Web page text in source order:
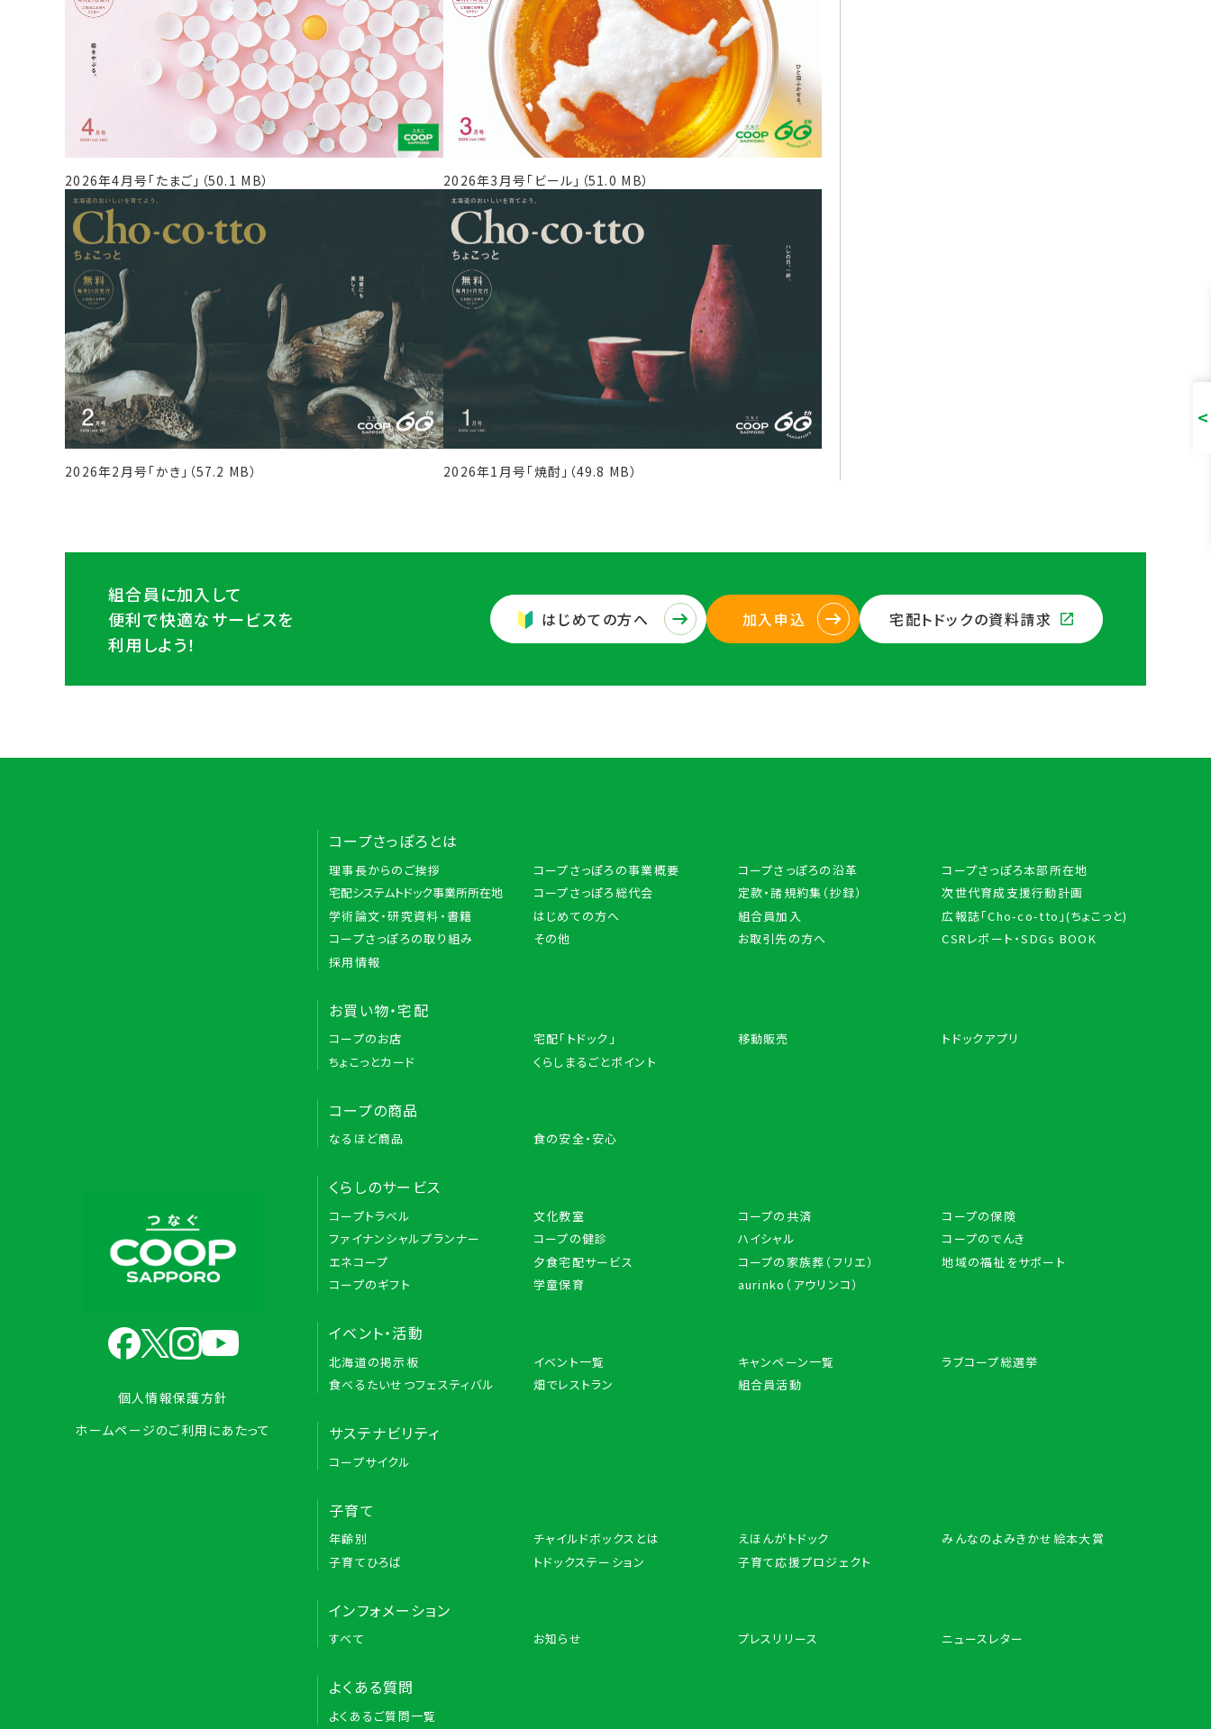
2026年4月号「たまご」（50.1 MB） 2026年3月号「ビール」（51.0 MB）
2026年2月号「かき」（57.2 MB） 2026年1月号「焼酎」（49.8 MB）
組合員に加入して
便利で快適なサービスを
利用しよう！
はじめての方へ 加入申込 宅配トドックの資料請求
個人情報保護方針
ホームページのご利用にあたって
コープさっぽろとは
理事長からのご挨拶 コープさっぽろの事業概要 コープさっぽろの沿革
コープさっぽろ本部所在地
宅配システムトドック事業所所在地
コープさっぽろ総代会 定款・諸規約集（抄録）
次世代育成支援行動計画
学術論文・研究資料・書籍
はじめての方へ 組合員加入
広報誌「Cho-co-tto」(ちょこっと)
コープさっぽろの取り組み
その他 お取引先の方へ
CSRレポート・SDGs BOOK
採用情報
お買い物・宅配
コープのお店 宅配「トドック」 移動販売
トドックアプリ
ちょこっとカード
くらしまるごとポイント
コープの商品
なるほど商品 食の安全・安心
くらしのサービス
コープトラベル 文化教室 コープの共済
コープの保険
ファイナンシャルプランナー
コープの健診 ハイシャル
コープのでんき
エネコープ
夕食宅配サービス コープの家族葬（フリエ）
地域の福祉をサポート
コープのギフト
学童保育 aurinko（アウリンコ）
イベント・活動
北海道の掲示板 イベント一覧 キャンペーン一覧
ラブコープ総選挙
食べるたいせつフェスティバル
畑でレストラン 組合員活動
サステナビリティ
コープサイクル
子育て
年齢別 チャイルドボックスとは えほんがトドック
みんなのよみきかせ絵本大賞
子育てひろば
トドックステーション 子育て応援プロジェクト
インフォメーション
すべて お知らせ プレスリリース ニュースレター
よくある質問
よくあるご質問一覧